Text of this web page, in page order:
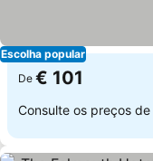
Escolha popular
De € 101
Consulte os preços de